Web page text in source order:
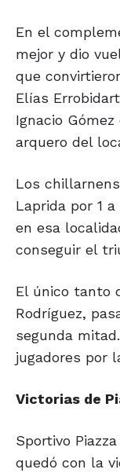
En el
mejor y dio
que
Elías
Ignacio
arquero del
Los
Laprida por 1
en esa
conseguir el
El único tanto
Rodríguez,
segunda
jugadores por
Victorias de
Sportivo
quedó con la